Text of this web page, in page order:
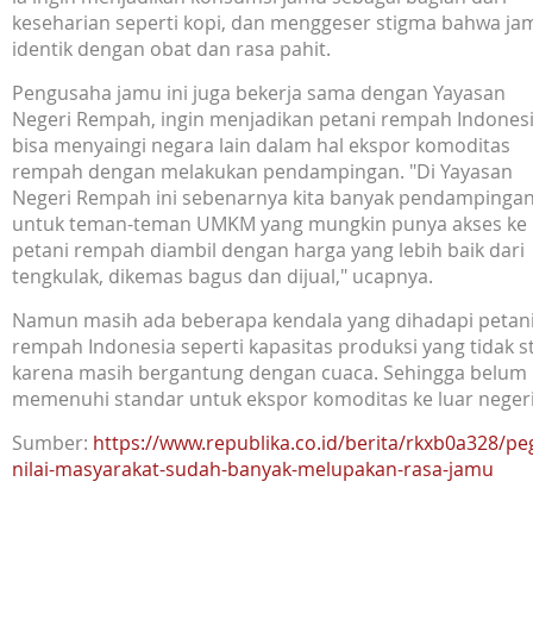
keseharian seperti kopi, dan menggeser stigma bahwa
identik dengan obat dan rasa pahit.
Pengusaha jamu ini juga bekerja sama dengan Yayasan
Negeri Rempah, ingin menjadikan petani rempah
bisa menyaingi negara lain dalam hal ekspor komoditas
rempah dengan melakukan pendampingan. "Di Yayasan
Negeri Rempah ini sebenarnya kita banyak
untuk teman-teman UMKM yang mungkin punya akses ke
petani rempah diambil dengan harga yang lebih baik dari
tengkulak, dikemas bagus dan dijual," ucapnya.
Namun masih ada beberapa kendala yang dihadapi
rempah Indonesia seperti kapasitas produksi yang tidak
karena masih bergantung dengan cuaca. Sehingga belum
memenuhi standar untuk ekspor komoditas ke luar
Sumber: https://www.republika.co.id/berita/rkxb0a328/
nilai-masyarakat-sudah-banyak-melupakan-rasa-jamu